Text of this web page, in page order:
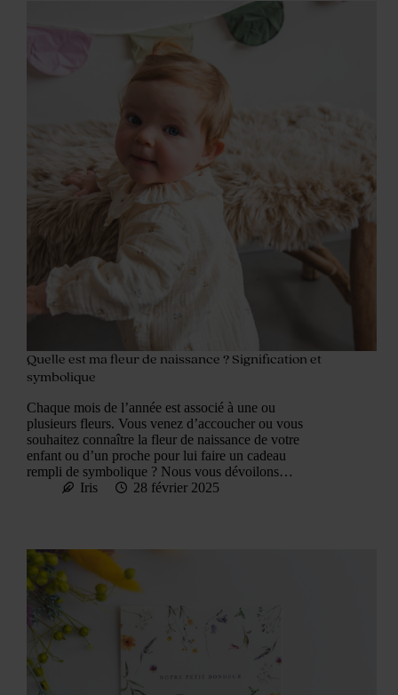
Quelle est ma fleur de naissance ? Signification et
symbolique
Chaque mois de l’année est associé à une ou
plusieurs fleurs. Vous venez d’accoucher ou vous
souhaitez connaître la fleur de naissance de votre
enfant ou d’un proche pour lui faire un cadeau
rempli de symbolique ? Nous vous dévoilons…
Iris
28 février 2025